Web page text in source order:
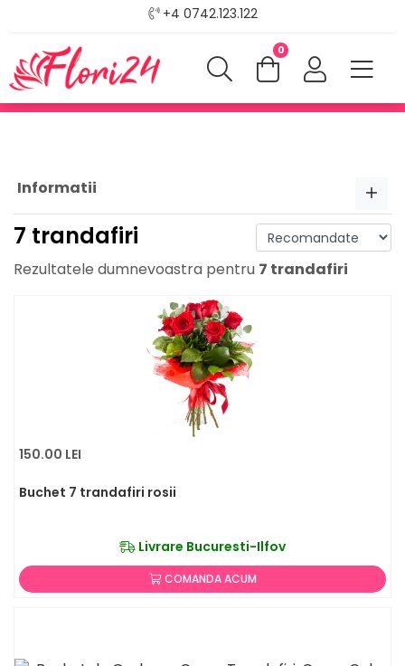
+4 0742.123.122
0
Informatii
7 trandafiri
Rezultatele dumnevoastra pentru 7 trandafiri
150.00 LEI
Buchet 7 trandafiri rosii
Livrare Bucuresti-Ilfov
COMANDA ACUM